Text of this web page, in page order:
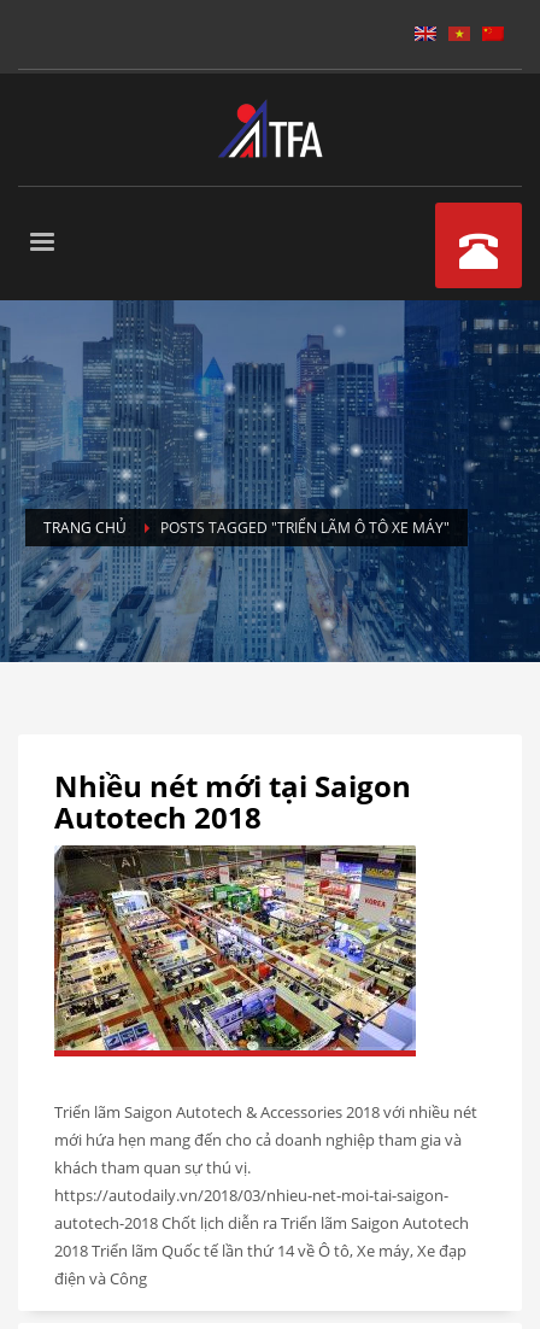
TRANG CHỦ POSTS TAGGED "TRIỂN LÃM Ô TÔ XE MÁY"
Nhiều nét mới tại Saigon
Autotech 2018
Triển lãm Saigon Autotech & Accessories 2018 với nhiều nét
mới hứa hẹn mang đến cho cả doanh nghiệp tham gia và
khách tham quan sự thú vị.
https://autodaily.vn/2018/03/nhieu-net-moi-tai-saigon-
autotech-2018 Chốt lịch diễn ra Triển lãm Saigon Autotech
2018 Triển lãm Quốc tế lần thứ 14 về Ô tô, Xe máy, Xe đạp
điện và Công